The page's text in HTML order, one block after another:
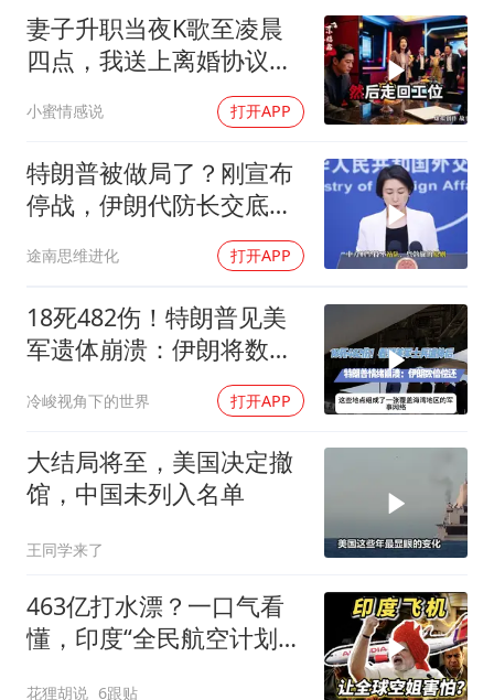
妻子升职当夜K歌至凌晨
四点，我送上离婚协议果
盘，隔天她拦在公司门
口：我们谈谈
小蜜情感说 打开APP
特朗普被做局了？刚宣布
停战，伊朗代防长交底，
途南思维进化 打开APP
18死482伤！特朗普见美
军遗体崩溃：伊朗将数倍
冷峻视角下的世界 打开APP
大结局将至，美国决定撤
馆，中国未列入名单
王同学来了
463亿打水漂？一口气看
懂，印度“全民航空计划”
花狸胡说 6跟贴